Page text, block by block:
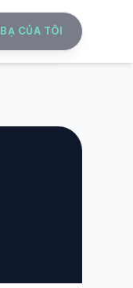
CỦA TÔI